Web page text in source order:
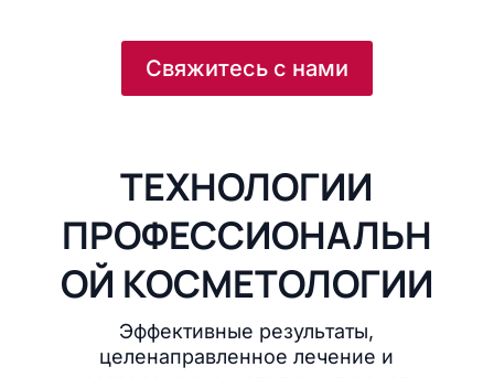
Свяжитесь с нами
ТЕХНОЛОГИИ
ПРОФЕССИОНАЛЬН
ОЙ КОСМЕТОЛОГИИ
Эффективные результаты,
целенаправленное лечение и